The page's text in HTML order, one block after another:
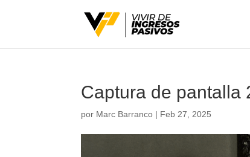
Captura de pantalla
por Marc Barranco | Feb 27, 2025